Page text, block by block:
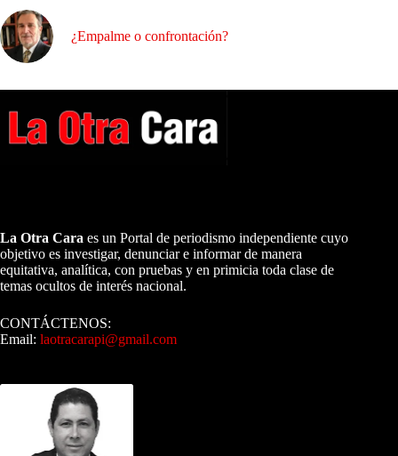
¿Empalme o confrontación?
La Otra Cara es un Portal de periodismo independiente cuyo
objetivo es investigar, denunciar e informar de manera
equitativa, analítica, con pruebas y en primicia toda clase de
temas ocultos de interés nacional.
CONTÁCTENOS:
Email: laotracarapi@gmail.com